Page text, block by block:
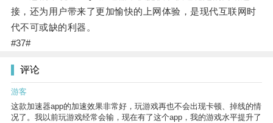
接，还为用户带来了更加愉快的上网体验，是现代互联网时
代不可或缺的利器。
#37#
评论
游客
这款加速器app的加速效果非常好，玩游戏再也不会出现卡顿、掉线的情
况了。我以前玩游戏经常会输，现在有了这个app，我的游戏水平提升了